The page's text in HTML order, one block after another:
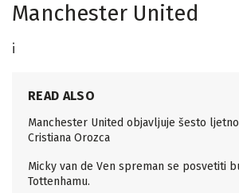
Manchester United
i
READ ALSO
Manchester United objavljuje šesto
Cristiana Orozca
Micky van de Ven spreman se posvetiti
Tottenhamu.